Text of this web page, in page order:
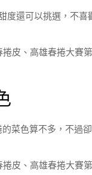
度還可以挑選，不喜
菜色算不多，不過